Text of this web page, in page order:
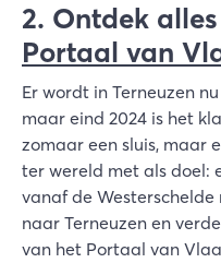
2. Ontdek
Portaal van
Er wordt in Terneuzen
maar eind 2024 is het
zomaar een sluis, maar
ter wereld met als doel:
vanaf de
naar Terneuzen en
van het Portaal van